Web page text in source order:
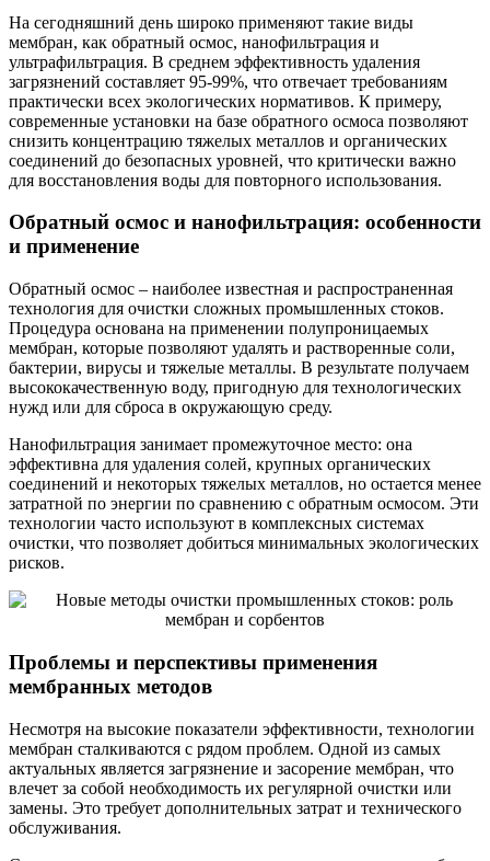
На сегодняшний день широко применяют такие виды
мембран, как обратный осмос, нанофильтрация и
ультрафильтрация. В среднем эффективность удаления
загрязнений составляет 95-99%, что отвечает требованиям
практически всех экологических нормативов. К примеру,
современные установки на базе обратного осмоса позволяют
снизить концентрацию тяжелых металлов и органических
соединений до безопасных уровней, что критически важно
для восстановления воды для повторного использования.
Обратный осмос и нанофильтрация: особенности
и применение
Обратный осмос – наиболее известная и распространенная
технология для очистки сложных промышленных стоков.
Процедура основана на применении полупроницаемых
мембран, которые позволяют удалять и растворенные соли,
бактерии, вирусы и тяжелые металлы. В результате получаем
высококачественную воду, пригодную для технологических
нужд или для сброса в окружающую среду.
Нанофильтрация занимает промежуточное место: она
эффективна для удаления солей, крупных органических
соединений и некоторых тяжелых металлов, но остается менее
затратной по энергии по сравнению с обратным осмосом. Эти
технологии часто используют в комплексных системах
очистки, что позволяет добиться минимальных экологических
рисков.
Проблемы и перспективы применения
мембранных методов
Несмотря на высокие показатели эффективности, технологии
мембран сталкиваются с рядом проблем. Одной из самых
актуальных является загрязнение и засорение мембран, что
влечет за собой необходимость их регулярной очистки или
замены. Это требует дополнительных затрат и технического
обслуживания.